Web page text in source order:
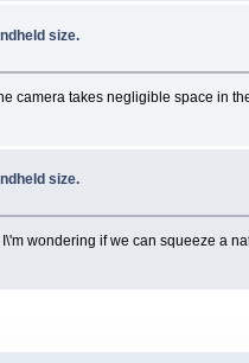
size.
camera takes negligible space in
size.
wondering if we can squeeze a